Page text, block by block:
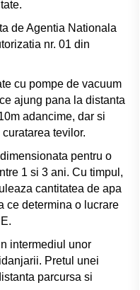
de Agentia Nationala
nr. 01 din
cu pompe de vacuum
ajung pana la distanta
adancime, dar si
tevilor.
pentru o
1 si 3 ani. Cu timpul,
cantitatea de apa
ce determina o lucrare
intermediul unor
Pretul unei
parcursa si